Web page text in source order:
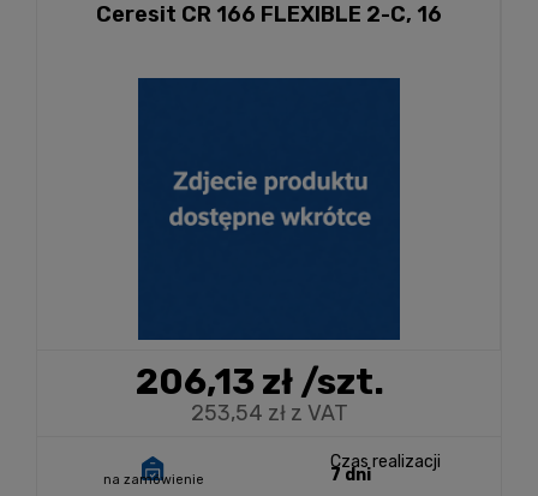
Ceresit CR 166 FLEXIBLE 2-C, 16
206,13 zł/szt.
253,54 zł z VAT
na zamówienie
Czas realizacji
7 dni